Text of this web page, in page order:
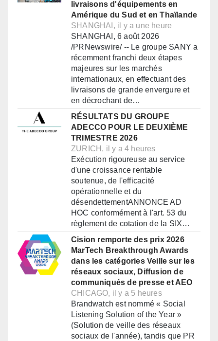
livraisons d'équipements en
Amérique du Sud et en Thaïlande
SHANGHAI, il y a une heure
SHANGHAI, 6 août 2026
/PRNewswire/ -- Le groupe SANY a
récemment franchi deux étapes
majeures sur les marchés
internationaux, en effectuant des
livraisons de grande envergure et
en décrochant de…
RÉSULTATS DU GROUPE
ADECCO POUR LE DEUXIÈME
TRIMESTRE 2026
ZURICH, il y a 4 heures
Exécution rigoureuse au service
d'une croissance rentable
soutenue, de l'efficacité
opérationnelle et du
désendettementANNONCE AD
HOC conformément à l'art. 53 du
règlement de cotation de la SIX…
Cision remporte des prix 2026
MarTech Breakthrough Awards
dans les catégories Veille sur les
réseaux sociaux, Diffusion de
communiqués de presse et AEO
CHICAGO, il y a 5 heures
Brandwatch est nommé « Social
Listening Solution of the Year »
(Solution de veille des réseaux
sociaux de l'année), tandis que PR